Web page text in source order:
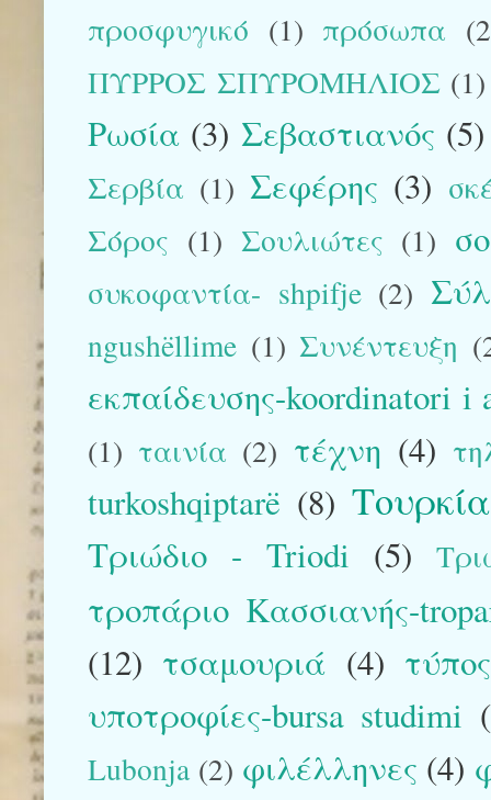
προσφυγικό (1) πρόσωπα
ΠΥΡΡΟΣ ΣΠΥΡΟΜΗΛΙΟΣ (1)
Ρωσία (3) Σεβαστιανός (5)
Σερβία (1) Σεφέρης (3)
Σόρος (1) Σουλιώτες (1)
συκοφαντία- shpifje (2)
ngushëllime (1) Συνέντευξη
εκπαίδευσης-koordinatori i
(1) ταινία (2) τέχνη (4)
turkoshqiptarë (8) Τουρκία
Τριώδιο - Triodi (5)
τροπάριο Κασσιανής-
(12) τσαμουριά (4) τύπος
υποτροφίες-bursa studimi
Lubonja (2) φιλέλληνες (4)